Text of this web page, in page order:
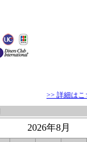
>> 詳細はこ
2026年8月